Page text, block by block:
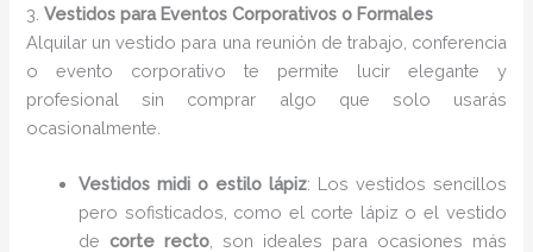
3.Vestidos para Eventos Corporativos o Formales
Alquilar un vestido para una reunión de trabajo, conferencia
o evento corporativo te permite lucir elegante y
profesional sin comprar algo que solo usarás
ocasionalmente.
Vestidos midi o estilo lápiz: Los vestidos sencillos
pero sofisticados, como el corte lápiz o el vestido
decorte recto , son ideales para ocasiones más